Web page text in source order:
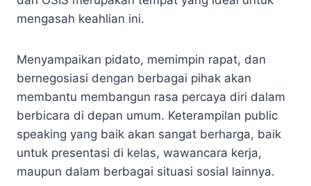
mengasah keahlian ini.
Menyampaikan pidato, memimpin rapat, dan
bernegosiasi dengan berbagai pihak akan
membantu membangun rasa percaya diri dalam
berbicara di depan umum. Keterampilan public
speaking yang baik akan sangat berharga, baik
untuk presentasi di kelas, wawancara kerja,
maupun dalam berbagai situasi sosial lainnya.